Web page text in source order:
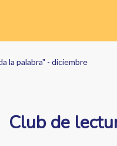
la palabra" - diciembre
Club de